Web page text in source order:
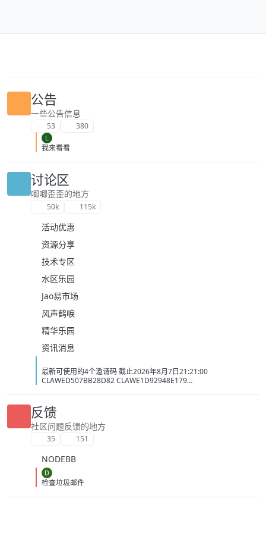
公告
一些公告信息
53 380
L
我来看看
讨论区
唧唧歪歪的地方
50k 115k
活动优惠
资源分享
技术专区
水区乐园
Jao易市场
风声鹤唳
精华乐园
资讯消息
最新可使用的4个邀请码 截止2026年8月7日21:21:00
CLAWED507BB28D82 CLAWE1D92948E179
反馈
社区问题反馈的地方
35 151
NODEBB
D
检查垃圾邮件